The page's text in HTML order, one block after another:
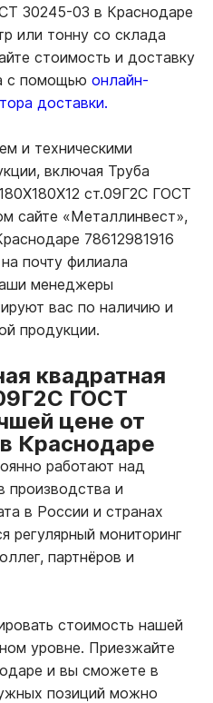
30245-03 в Краснодаре
или тонну со склада
стоимость и доставку
с помощью онлайн-
доставки.
и техническими
включая Труба
ст.09Г2С ГОСТ
сайте «Металлинвест»,
78612981916
почту филиала
менеджеры
вас по наличию и
продукции.
квадратная
ГОСТ
цене от
Краснодаре
работают над
производства и
в России и странах
регулярный мониторинг
партнёров и
стоимость нашей
уровне. Приезжайте
и вы сможете в
позиций можно